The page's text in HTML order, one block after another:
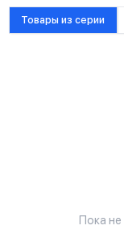
Товары из серии
Пока